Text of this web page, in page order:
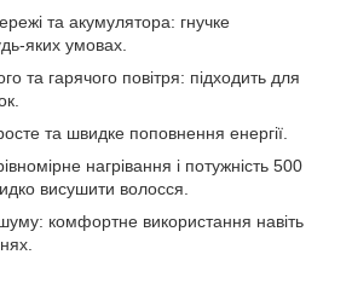
та акумулятора: гнучке
яких умовах.
та гарячого повітря: підходить для
та швидке поповнення енергії.
нагрівання і потужність 500
висушити волосся.
комфортне використання навіть